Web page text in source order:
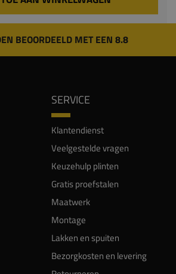
BEOORDEELD MET EEN 8.8
SERVICE
Klantendienst
Veelgestelde vragen
Keuzehulp plinten
Gratis proefstalen
Maatwerk
Montage
Lakken en spuiten
Bezorgkosten en levering